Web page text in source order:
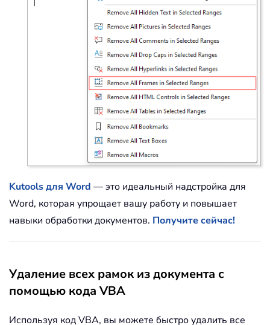
Kutools для Word — это идеальный надстройка для
Word, которая упрощает вашу работу и повышает
навыки обработки документов. Получите сейчас!
Удаление всех рамок из документа с
помощью кода VBA
Используя код VBA, вы можете быстро удалить все